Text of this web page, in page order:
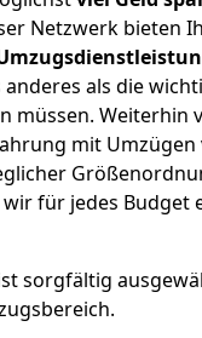
Netzwerk bieten
anderes als die
müssen. Weiterhin
mit Umzügen
für jedes Budget
sorgfältig